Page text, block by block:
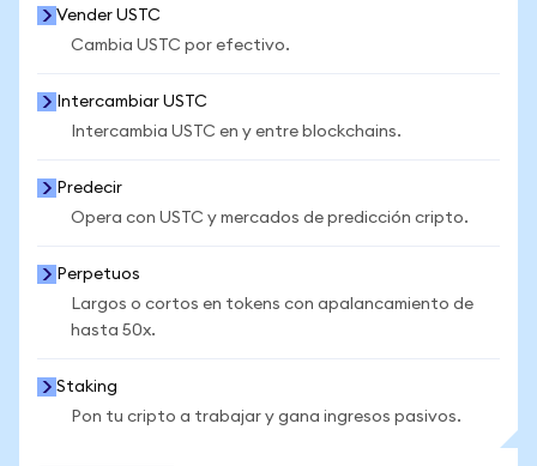
Vender USTC
Cambia USTC por efectivo.
Intercambiar USTC
Intercambia USTC en y entre blockchains.
Predecir
Opera con USTC y mercados de predicción cripto.
Perpetuos
Largos o cortos en tokens con apalancamiento de
hasta 50x.
Staking
Pon tu cripto a trabajar y gana ingresos pasivos.